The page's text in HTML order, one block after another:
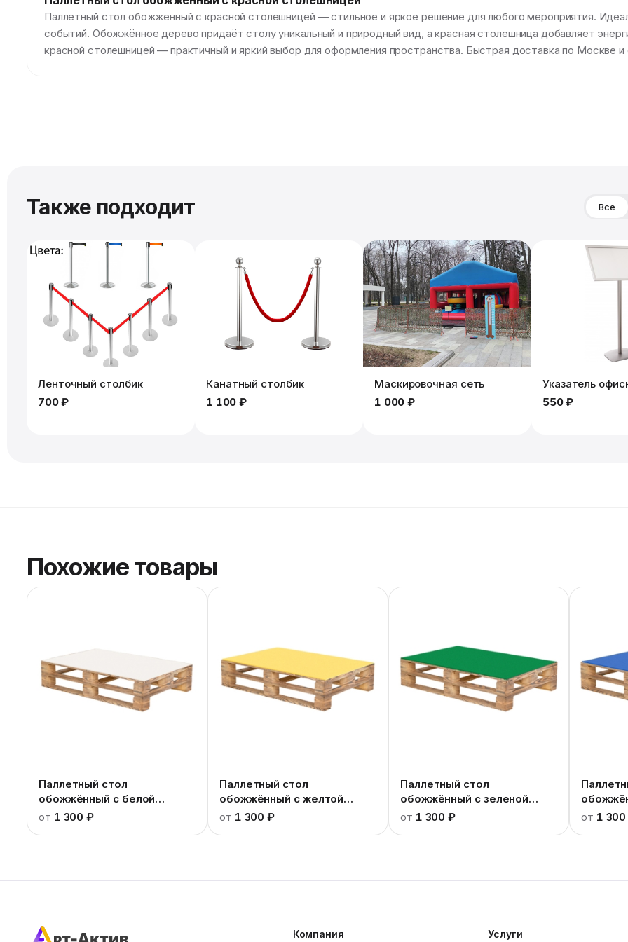
Паллетный стол обожжённый с красной столешницей — стильное и яркое решение для любого мероприятия.
событий. Обожжённое дерево придаёт столу уникальный и природный вид, а красная столешница добавляет
красной столешницей — практичный и яркий выбор для оформления пространства. Быстрая доставка по Москве и
Также подходит Все
Ленточный столбик
700 ₽
Канатный столбик
1 100 ₽
Маскировочная сеть
1 000 ₽
Указатель
550 ₽
Похожие товары
Паллетный стол
обожжённый c белой
столешницей
от 1 300 ₽
Паллетный стол
обожжённый c желтой
столешницей
от 1 300 ₽
Паллетный стол
обожжённый c зеленой
столешницей
от 1 300 ₽ от 1
Компания Услуги